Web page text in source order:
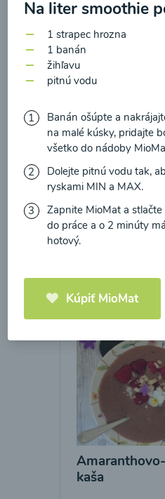
Brokolicové
Načítať
kaša
Na liter smoothie
1 strapec hrozna
1 banán
žihľavu
pitnú vodu
Banán ošúpte a
na malé kúsky, pridajte
všetko do nádoby
Dolejte pitnú vodu tak,
ryskami MIN a MAX.
Zapnite MioMat a stlačte
do práce a o 2 minúty
hotový.
Kúpiť MioMat
údajova súhlasím s nimi.